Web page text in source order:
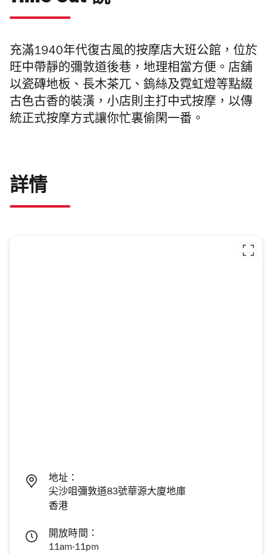
充滿1940年代復古風的按摩店大班公館，位於
旺中帶靜的彌敦道後巷，地理相當方便。店舖
以瓷磚地板、長木茶兀、鎢絲及霓虹燈等點綴
古色古香的裝潢，小店則主打中式按摩，以傳
統正式按摩方式讓你忙裏偷閑一番。
詳情
地址：
尖沙咀彌敦道83號華源大廈地庫
香港
開放時間：
11am-11pm